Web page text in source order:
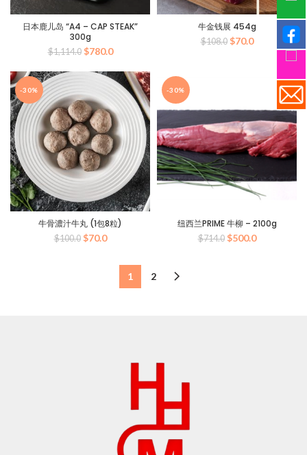
日本鹿儿岛 “A4 – CAP STEAK”
300g
$1,114.0 原
为：
$1,114.0。
$780.0当
价
格
为：
$780.0。
牛金钱展 454g
$108.0 原
$70.0当
$70.0。
-30%
牛骨濃汁牛丸 (1包8粒)
$100.0 原
$70.0当
为：
-30%
纽西兰PRIME 牛柳 – 2100g
$714.0 原
$500.0当
1 2